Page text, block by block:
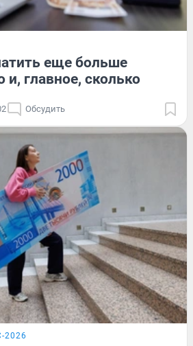
еще больше
и, главное, сколько
Обсудить
2026